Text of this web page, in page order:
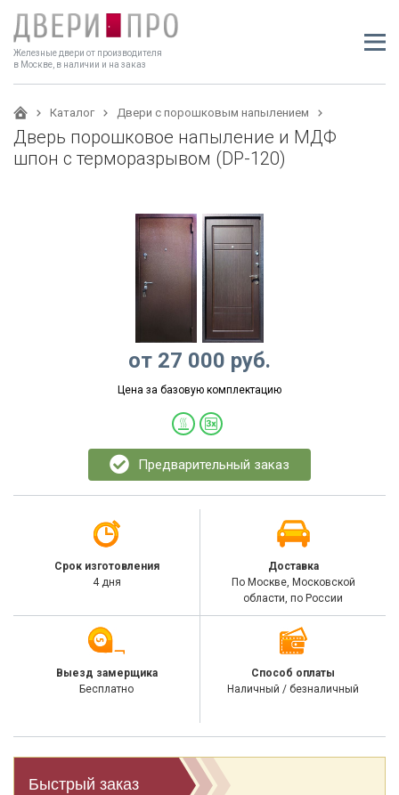
Железные двери от производителя
в Москве, в наличии и на заказ
Каталог Двери с порошковым напылением
Дверь порошковое напыление и МДФ
шпон с терморазрывом (DP-120)
от 27 000 руб.
Цена за базовую комплектацию
Предварительный заказ
Срок изготовления
4 дня
Доставка
По Москве, Московской
области, по России
Выезд замерщика
Бесплатно
Способ оплаты
Наличный / безналичный
Быстрый заказ